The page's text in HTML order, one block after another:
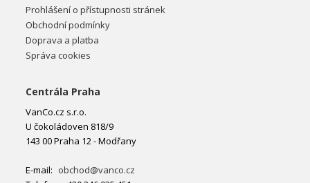
Prohlášení o přístupnosti stránek
Obchodní podmínky
Doprava a platba
Správa cookies
Centrála Praha
VanCo.cz s.r.o.
U čokoládoven 818/9
143 00 Praha 12 - Modřany
E-mail: obchod@vanco.cz